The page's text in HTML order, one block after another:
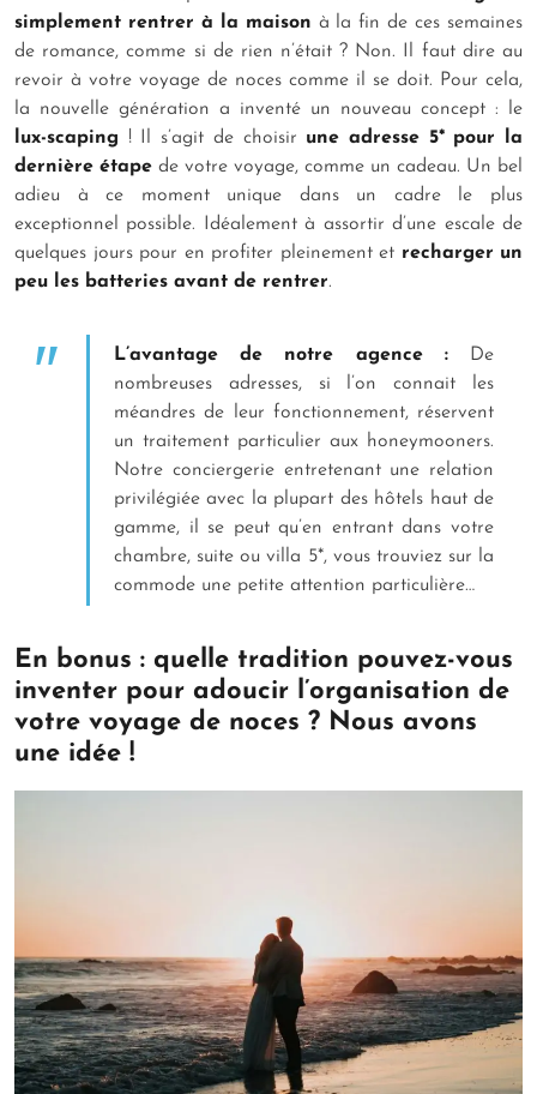
simplement rentrer à la maison à la fin de ces semaines
de romance, comme si de rien n’était ? Non. Il faut dire au
revoir à votre voyage de noces comme il se doit. Pour cela,
la nouvelle génération a inventé un nouveau concept : le
lux-scaping ! Il s’agit de choisir une adresse 5* pour la
dernière étape de votre voyage, comme un cadeau. Un bel
adieu à ce moment unique dans un cadre le plus
exceptionnel possible. Idéalement à assortir d’une escale de
quelques jours pour en profiter pleinement et recharger un
peu les batteries avant de rentrer.
L’avantage de notre agence :
De
nombreuses adresses, si l’on connait les
méandres de leur fonctionnement, réservent
un traitement particulier aux honeymooners.
Notre conciergerie entretenant une relation
privilégiée avec la plupart des hôtels haut de
gamme, il se peut qu’en entrant dans votre
chambre, suite ou villa 5*, vous trouviez sur la
commode une petite attention particulière…
En bonus : quelle tradition pouvez-vous
inventer pour adoucir l’organisation de
votre voyage de noces ? Nous avons
une idée !